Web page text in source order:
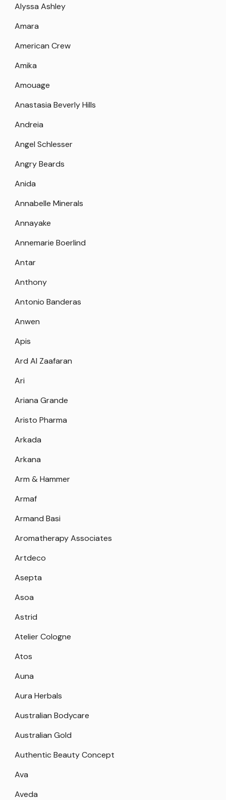
Alyssa Ashley
Amara
American Crew
Amika
Amouage
Anastasia Beverly Hills
Andreia
Angel Schlesser
Angry Beards
Anida
Annabelle Minerals
Annayake
Annemarie Boerlind
Antar
Anthony
Antonio Banderas
Anwen
Apis
Ard Al Zaafaran
Ari
Ariana Grande
Aristo Pharma
Arkada
Arkana
Arm & Hammer
Armaf
Armand Basi
Aromatherapy Associates
Artdeco
Asepta
Asoa
Astrid
Atelier Cologne
Atos
Auna
Aura Herbals
Australian Bodycare
Australian Gold
Authentic Beauty Concept
Ava
Aveda